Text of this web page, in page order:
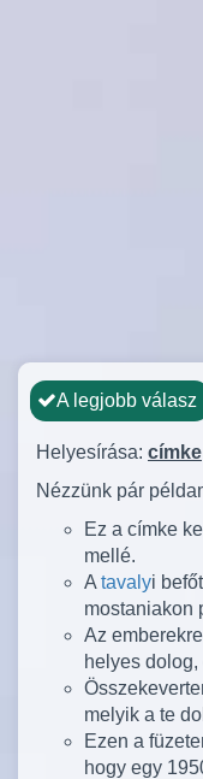
A legjobb válasz
Helyesírása: címke
Nézzünk pár
Ez a címke
mellé.
A tavalyi
mostaniakon
Az
helyes
melyik a te
Ezen a
hogy egy